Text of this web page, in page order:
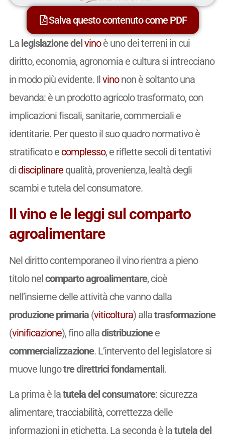
Salva questo contenuto come PDF
Lalegislazione delvinoè uno dei terreni in cui
diritto, economia, agronomia e cultura si intrecciano
in modo più evidente. Ilvinonon è soltanto una
bevanda: è un prodotto agricolo trasformato, con
implicazioni fiscali, sanitarie, commerciali e
identitarie. Per questo il suo quadro normativo è
stratificato e complesso, e riflette secoli di tentativi
di disciplinarequalità, provenienza, lealtà degli
scambi e tutela del consumatore.
Il vino e le leggi sul comparto
agroalimentare
Nel diritto contemporaneo il vino rientra a pieno
titolo nelcomparto agroalimentare, cioè
nell’insieme delle attività che vanno dalla
produzione primaria(viticoltura) allatrasformazione
(vinificazione), fino alladistribuzionee
commercializzazione. L’intervento del legislatore si
muove lungotre direttrici fondamentali.
La prima è latutela del consumatore: sicurezza
alimentare, tracciabilità, correttezza delle
informazioni in etichetta. La seconda è latutela del